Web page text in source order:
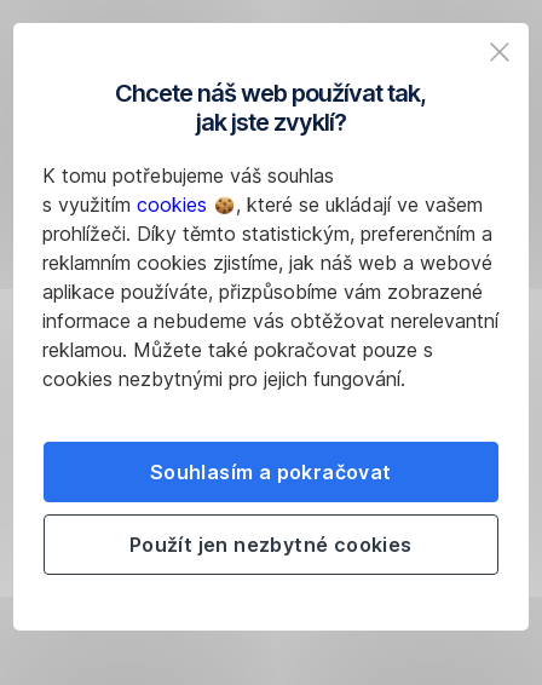
Chcete náš web používat tak,
jak jste zvyklí?
K tomu potřebujeme váš souhlas
s využitím cookies
, které se ukládají ve vašem
prohlížeči. Díky těmto statistickým, preferenčním a
reklamním cookies zjistíme, jak náš web a webové
aplikace používáte, přizpůsobíme vám zobrazené
informace a nebudeme vás obtěžovat nerelevantní
reklamou. Můžete také pokračovat pouze s
cookies nezbytnými pro jejich fungování.
Souhlasím a pokračovat
Použít jen nezbytné cookies